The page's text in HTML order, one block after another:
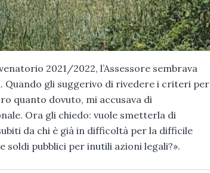
2021/2022, l’Assessore sembrava
Quando gli suggerivo di rivedere i criteri per
quanto dovuto, mi accusava di
Ora gli chiedo: vuole smetterla di
da chi è già in difficoltà per la difficile
pubblici per inutili azioni legali?».